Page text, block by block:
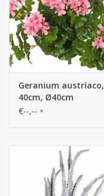
Geranium austríaco,
40cm, Ø40cm
€--,-- *